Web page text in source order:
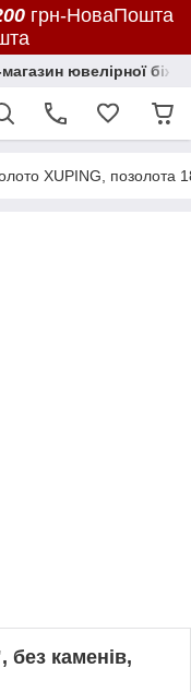
грн-НоваПошта
ювелірної
XUPING, позолота
без каменів,